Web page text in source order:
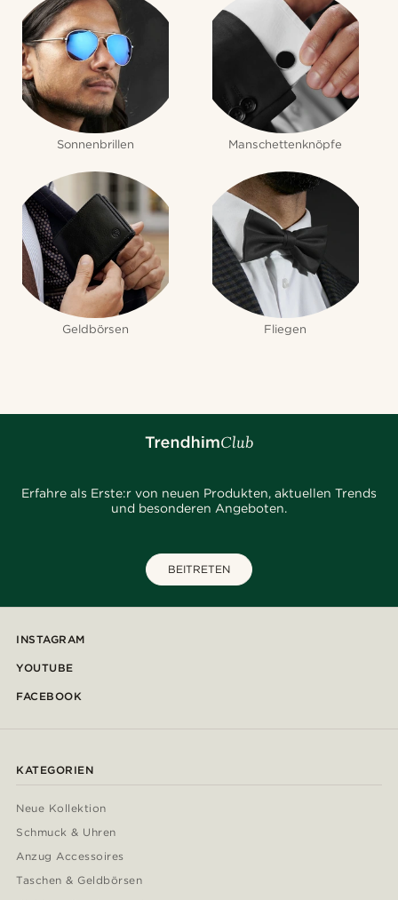
Sonnenbrillen Manschettenknöpfe
Geldbörsen Fliegen
Erfahre als Erste:r von neuen Produkten, aktuellen Trends
und besonderen Angeboten.
BEITRETEN
INSTAGRAM
YOUTUBE
FACEBOOK
KATEGORIEN
Neue Kollektion
Schmuck & Uhren
Anzug Accessoires
Taschen & Geldbörsen